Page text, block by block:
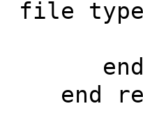
file type
close
end
end